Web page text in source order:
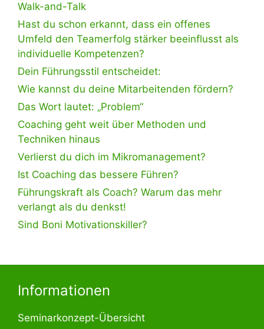
Walk-and-Talk
Hast du schon erkannt, dass ein offenes
Umfeld den Teamerfolg stärker beeinflusst als
individuelle Kompetenzen?
Dein Führungsstil entscheidet:
Wie kannst du deine Mitarbeitenden fördern?
Das Wort lautet: „Problem“
Coaching geht weit über Methoden und
Techniken hinaus
Verlierst du dich im Mikromanagement?
Ist Coaching das bessere Führen?
Führungskraft als Coach? Warum das mehr
verlangt als du denkst!
Sind Boni Motivationskiller?
Informationen
Seminarkonzept-Übersicht